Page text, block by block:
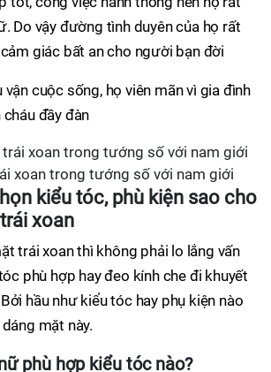
Do vậy đường tình duyên của họ rất
giác bất an cho người bạn đời
vận cuộc sống, họ viên mãn vì gia đình
cháu đầy đàn
xoan trong tướng số với nam giới
kiểu tóc, phù kiện sao cho
xoan
trái xoan thì không phải lo lắng vấn
phù hợp hay đeo kính che đi khuyết
hầu như kiểu tóc hay phụ kiện nào
mặt này.
phù hợp kiểu tóc nào?